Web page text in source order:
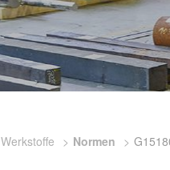
Werkstoffe Normen